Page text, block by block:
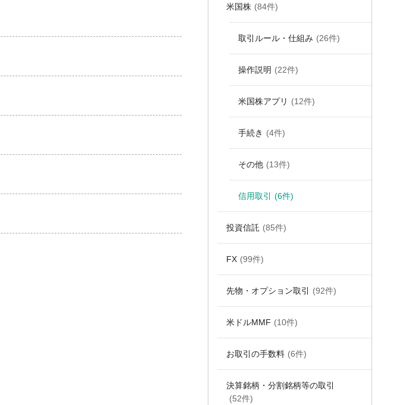
米国株 (84件)
取引ルール・仕組み (26件)
操作説明 (22件)
米国株アプリ (12件)
手続き (4件)
その他 (13件)
信用取引 (6件)
投資信託 (85件)
FX (99件)
先物・オプション取引 (92件)
米ドルMMF (10件)
お取引の手数料 (6件)
決算銘柄・分割銘柄等の取引
(52件)